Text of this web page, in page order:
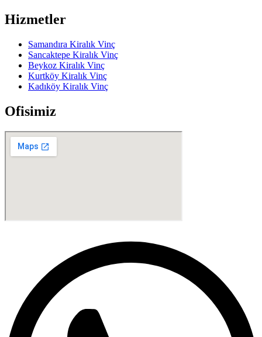
Hizmetler
Samandıra Kiralık Vinç
Sancaktepe Kiralık Vinç
Beykoz Kiralık Vinç
Kurtköy Kiralık Vinç
Kadıköy Kiralık Vinç
Ofisimiz